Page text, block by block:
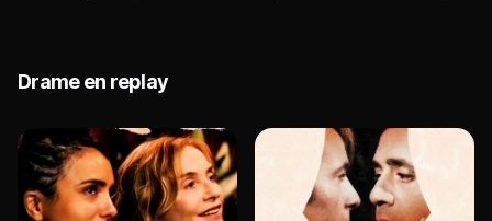
Drame en replay